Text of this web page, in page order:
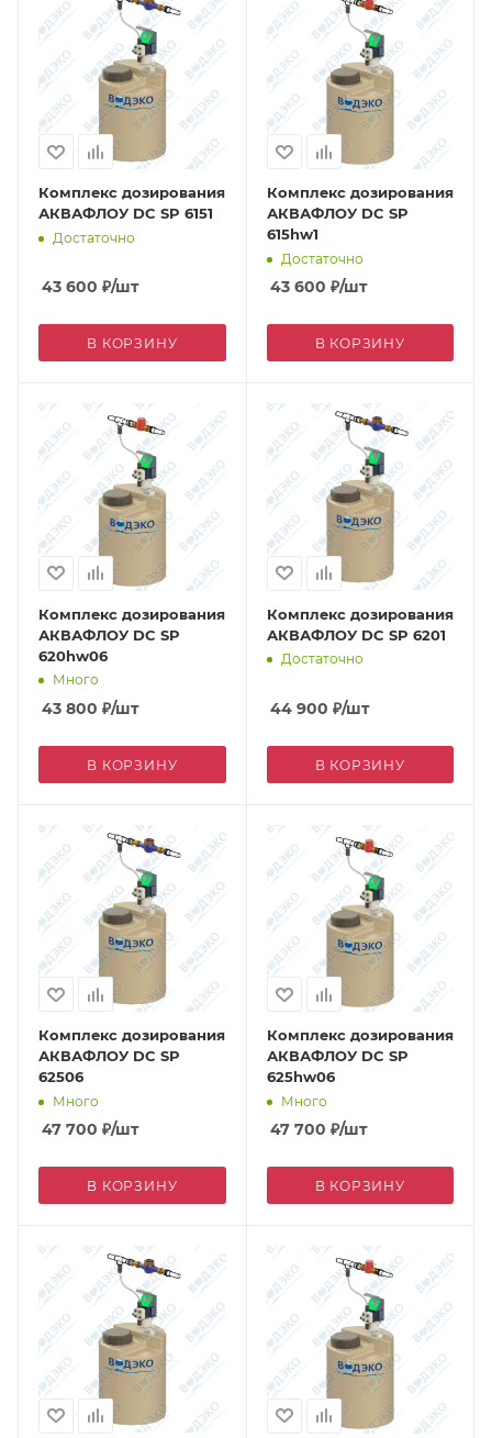
Комплекс дозирования
АКВАФЛОУ DC SP 6151
Достаточно
43 600 ₽/шт
В КОРЗИНУ
Комплекс дозирования
АКВАФЛОУ DC SP
615hw1
Достаточно
43 600 ₽/шт
В КОРЗИНУ
Комплекс дозирования
АКВАФЛОУ DC SP
620hw06
Много
43 800 ₽/шт
В КОРЗИНУ
Комплекс дозирования
АКВАФЛОУ DC SP 6201
Достаточно
44 900 ₽/шт
В КОРЗИНУ
Комплекс дозирования
АКВАФЛОУ DC SP
62506
Много
47 700 ₽/шт
В КОРЗИНУ
Комплекс дозирования
АКВАФЛОУ DC SP
625hw06
Много
47 700 ₽/шт
В КОРЗИНУ